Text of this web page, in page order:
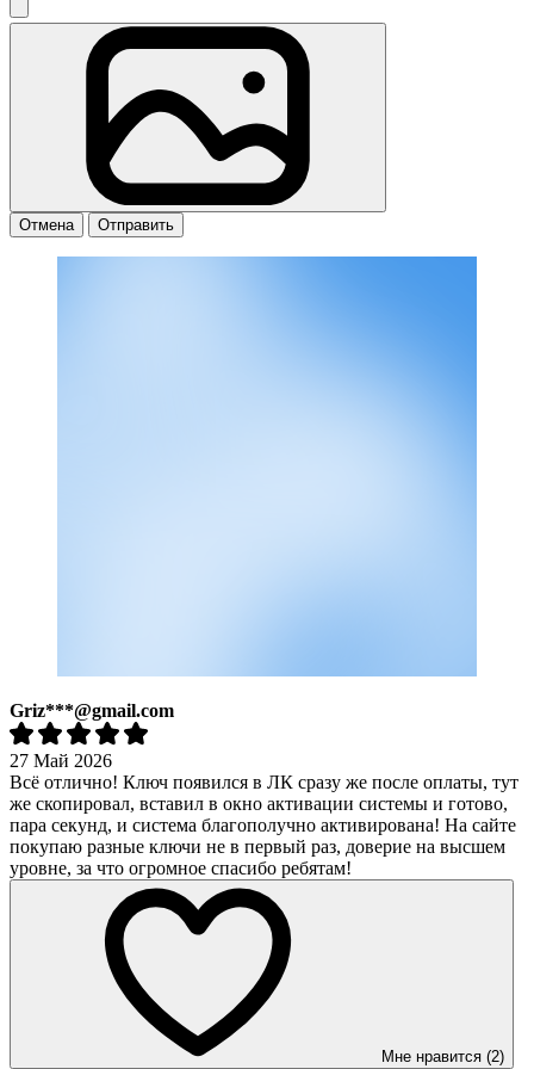
Отмена Отправить
Griz***@gmail.com
27 Май 2026
Всё отлично! Ключ появился в ЛК сразу же после оплаты, тут
же скопировал, вставил в окно активации системы и готово,
пара секунд, и система благополучно активирована! На сайте
покупаю разные ключи не в первый раз, доверие на высшем
уровне, за что огромное спасибо ребятам!
Мне нравится (2)